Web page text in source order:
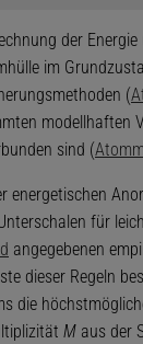
der
im
(
modellhaften
sind (
energetischen
für
angegebenen
dieser Regeln
die
M aus der